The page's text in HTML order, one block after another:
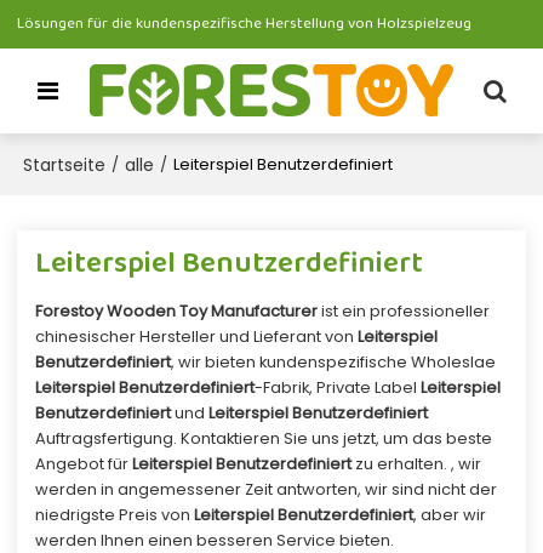
Lösungen für die kundenspezifische Herstellung von Holzspielzeug
Startseite / alle / Leiterspiel Benutzerdefiniert
Leiterspiel Benutzerdefiniert
Forestoy Wooden Toy Manufacturerist ein professioneller
chinesischer Hersteller und Lieferant von Leiterspiel
Benutzerdefiniert, wir bieten kundenspezifische Wholeslae
Leiterspiel Benutzerdefiniert-Fabrik, Private Label Leiterspiel
Benutzerdefiniertund Leiterspiel Benutzerdefiniert
Auftragsfertigung. Kontaktieren Sie uns jetzt, um das beste
Angebot fürLeiterspiel Benutzerdefiniertzu erhalten. , wir
werden in angemessener Zeit antworten, wir sind nicht der
niedrigste Preis von Leiterspiel Benutzerdefiniert, aber wir
werden Ihnen einen besseren Service bieten.